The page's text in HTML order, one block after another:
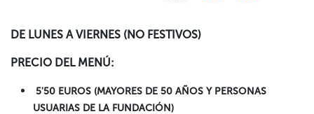
DE LUNES A VIERNES (NO FESTIVOS)
PRECIO DEL MENÚ:
5'50 EUROS (MAYORES DE 50 AÑOS Y PERSONAS
USUARIAS DE LA FUNDACIÓN)